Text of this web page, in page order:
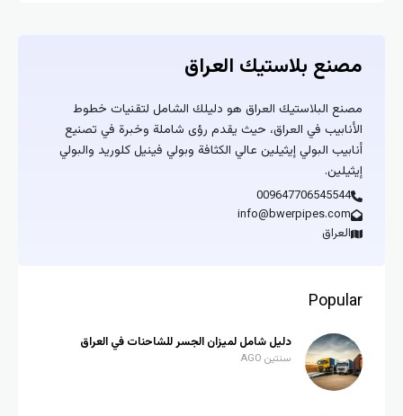
مصنع بلاستيك العراق
مصنع البلاستيك العراق هو دليلك الشامل لتقنيات خطوط
الأنابيب في العراق، حيث يقدم رؤى شاملة وخبرة في تصنيع
أنابيب البولي إيثيلين عالي الكثافة وبولي فينيل كلوريد والبولي
إيثيلين.
009647706545544
info@bwerpipes.com
العراق
Popular
دليل شامل لميزان الجسر للشاحنات في العراق
سنتين AGO